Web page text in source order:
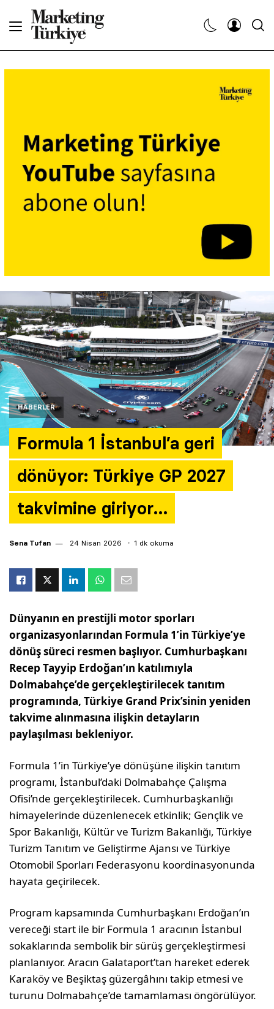
HABERLER
Formula 1 İstanbul’a geri
dönüyor: Türkiye GP 2027
takvimine giriyor…
Sena Tufan 24 Nisan 2026 1 dk okuma
Dünyanın en prestijli motor sporları
organizasyonlarından Formula 1’in Türkiye’ye
dönüş süreci resmen başlıyor. Cumhurbaşkanı
Recep Tayyip Erdoğan’ın katılımıyla
Dolmabahçe’de gerçekleştirilecek tanıtım
programında, Türkiye Grand Prix’sinin yeniden
takvime alınmasına ilişkin detayların
paylaşılması bekleniyor.
Formula 1’in Türkiye’ye dönüşüne ilişkin tanıtım
programı, İstanbul’daki Dolmabahçe Çalışma
Ofisi’nde gerçekleştirilecek. Cumhurbaşkanlığı
himayelerinde düzenlenecek etkinlik; Gençlik ve
Spor Bakanlığı, Kültür ve Turizm Bakanlığı, Türkiye
Turizm Tanıtım ve Geliştirme Ajansı ve Türkiye
Otomobil Sporları Federasyonu koordinasyonunda
hayata geçirilecek.
Program kapsamında Cumhurbaşkanı Erdoğan’ın
vereceği start ile bir Formula 1 aracının İstanbul
sokaklarında sembolik bir sürüş gerçekleştirmesi
planlanıyor. Aracın Galataport’tan hareket ederek
Karaköy ve Beşiktaş güzergâhını takip etmesi ve
turunu Dolmabahçe’de tamamlaması öngörülüyor.
Dergiler
Etkinlikler
Araştırma